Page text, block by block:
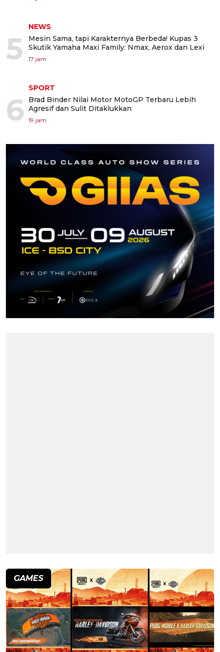
5
NEWS
Mesin Sama, tapi Karakternya Berbeda! Kupas 3
Skutik Yamaha Maxi Family: Nmax, Aerox dan Lexi
17 jam
6
SPORT
Brad Binder Nilai Motor MotoGP Terbaru Lebih
Agresif dan Sulit Ditaklukkan
19 jam
GAMES